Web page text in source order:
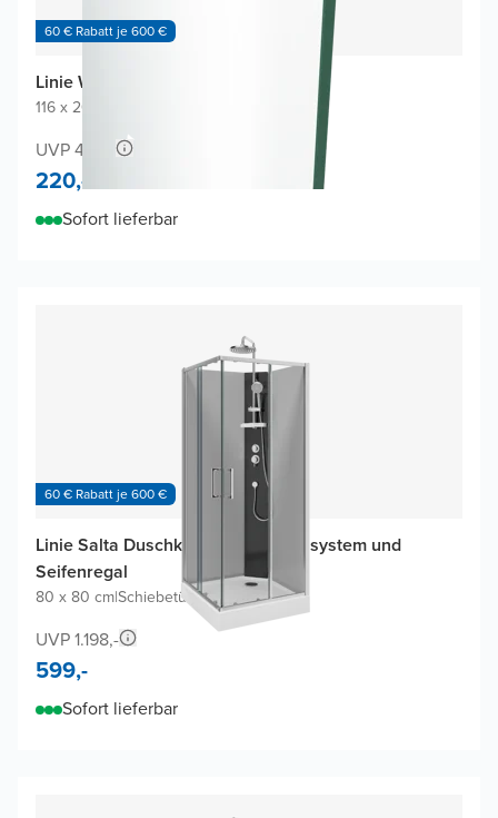
60 € Rabatt je 600 €
Linie Walk-In Duschwand Glas
116 x 200 cm
UVP 420,-
220,-
Sofort lieferbar
60 € Rabatt je 600 €
Linie Salta Duschkabine mit Duschsystem und
Seifenregal
80 x 80 cm|Schiebetür|Profil Chrom
UVP 1.198,-
599,-
Sofort lieferbar